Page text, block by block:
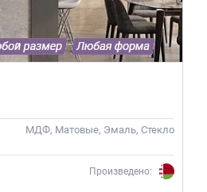
МДФ, Матовые, Эмаль, Стекло
Произведено: